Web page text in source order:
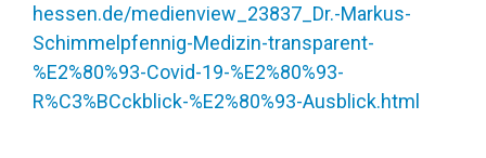
hessen.de/medienview_23837_Dr.-Markus-
Schimmelpfennig-Medizin-transparent-
%E2%80%93-Covid-19-%E2%80%93-
R%C3%BCckblick-%E2%80%93-Ausblick.html